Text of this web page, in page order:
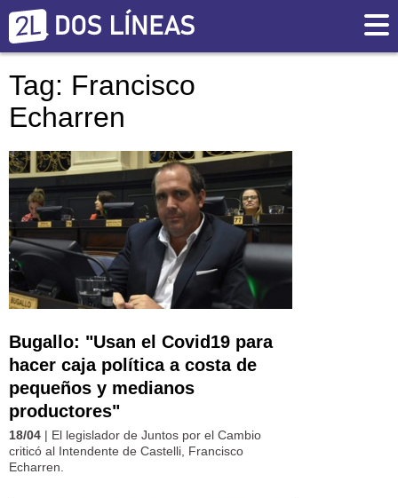
Tag: Francisco
Echarren
Bugallo: "Usan el Covid19 para
hacer caja política a costa de
pequeños y medianos
productores"
18/04 | El legislador de Juntos por el Cambio
criticó al Intendente de Castelli, Francisco
Echarren.